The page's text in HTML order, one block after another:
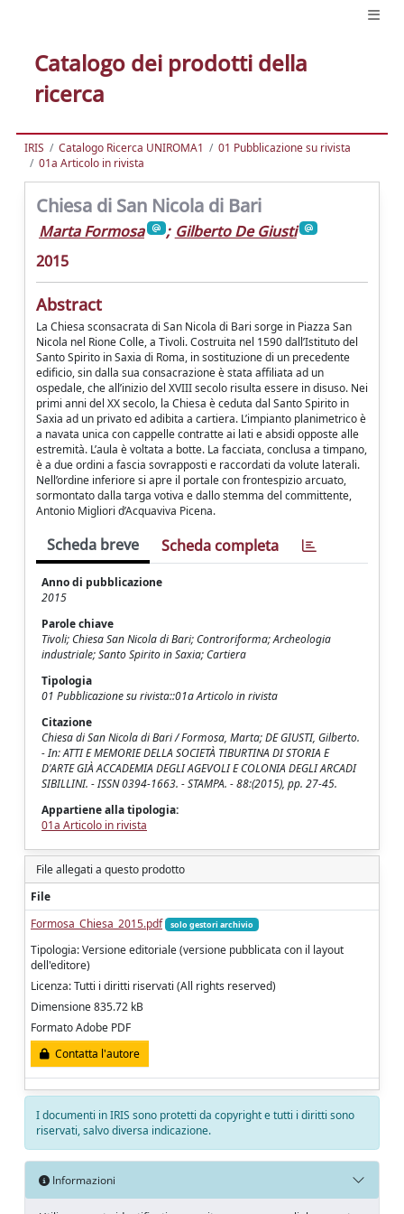
Catalogo dei prodotti della
ricerca
IRIS Catalogo Ricerca UNIROMA1
01 Pubblicazione su rivista
01a Articolo in rivista
Chiesa di San Nicola di Bari
Marta Formosa ; Gilberto De Giusti
2015
Abstract
La Chiesa sconsacrata di San Nicola di Bari sorge in Piazza San
Nicola nel Rione Colle, a Tivoli. Costruita nel 1590 dall’Istituto del
Santo Spirito in Saxia di Roma, in sostituzione di un precedente
edificio, sin dalla sua consacrazione è stata affiliata ad un
ospedale, che all’inizio del XVIII secolo risulta essere in disuso. Nei
primi anni del XX secolo, la Chiesa è ceduta dal Santo Spirito in
Saxia ad un privato ed adibita a cartiera. L’impianto planimetrico è
a navata unica con cappelle contratte ai lati e absidi opposte alle
estremità. L’aula è voltata a botte. La facciata, conclusa a timpano,
è a due ordini a fascia sovrapposti e raccordati da volute laterali.
Nell’ordine inferiore si apre il portale con frontespizio arcuato,
sormontato dalla targa votiva e dallo stemma del committente,
Antonio Migliori d’Acquaviva Picena.
Scheda breve Scheda completa
Anno di pubblicazione
2015
Parole chiave
Tivoli; Chiesa San Nicola di Bari; Controriforma; Archeologia
industriale; Santo Spirito in Saxia; Cartiera
Tipologia
01 Pubblicazione su rivista::01a Articolo in rivista
Citazione
Chiesa di San Nicola di Bari / Formosa, Marta; DE GIUSTI, Gilberto.
- In: ATTI E MEMORIE DELLA SOCIETÀ TIBURTINA DI STORIA E
D'ARTE GIÀ ACCADEMIA DEGLI AGEVOLI E COLONIA DEGLI ARCADI
SIBILLINI. - ISSN 0394-1663. - STAMPA. - 88:(2015), pp. 27-45.
Appartiene alla tipologia:
01a Articolo in rivista
File allegati a questo prodotto
File
Formosa_Chiesa_2015.pdf
solo gestori archivio
Tipologia: Versione editoriale (versione pubblicata con il layout
dell'editore)
Licenza: Tutti i diritti riservati (All rights reserved)
Dimensione 835.72 kB
Formato Adobe PDF
Contatta l'autore
I documenti in IRIS sono protetti da copyright e tutti i diritti sono
riservati, salvo diversa indicazione.
Informazioni